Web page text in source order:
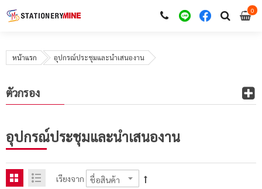
00
หน้าแรก อุปกรณ์ประชุมและนำเสนองาน
อุปกรณ์ประชุมและนำเสนองาน
เรียงจาก
ตัวกรอง